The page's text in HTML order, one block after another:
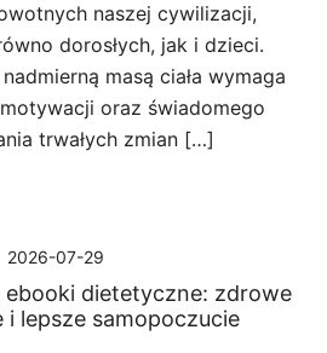
naszej cywilizacji,
dorosłych, jak i dzieci.
masą ciała wymaga
oraz świadomego
trwałych zmian […]
2026-07-29
dietetyczne: zdrowe
i lepsze samopoczucie